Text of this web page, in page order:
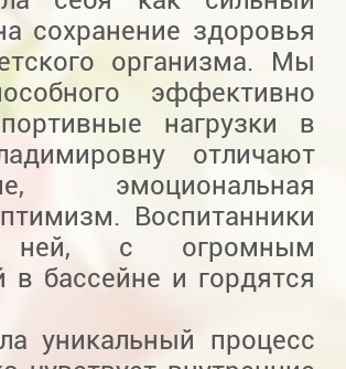
сохранение здоровья
организма. Мы
эффективно
нагрузки в
отличают
эмоциональная
Воспитанники
ней, с огромным
бассейне и гордятся
уникальный процесс